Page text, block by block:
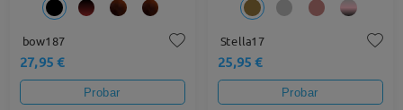
bow187
27,95 €
Probar
Stella17
25,95 €
Probar